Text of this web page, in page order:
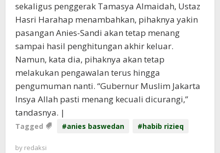
sekaligus penggerak Tamasya Almaidah, Ustaz
Hasri Harahap menambahkan, pihaknya yakin
pasangan Anies-Sandi akan tetap menang
sampai hasil penghitungan akhir keluar.
Namun, kata dia, pihaknya akan tetap
melakukan pengawalan terus hingga
pengumuman nanti. “Gubernur Muslim Jakarta
Insya Allah pasti menang kecuali dicurangi,”
tandasnya. |
Tagged #anies baswedan #habib rizieq
by redaksi